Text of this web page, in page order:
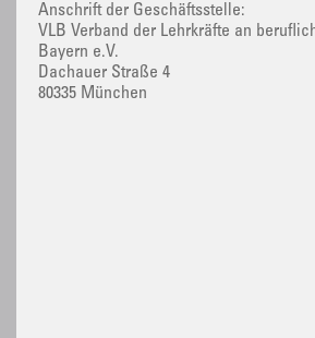
Anschrift der Geschäftsstelle:
VLB Verband der Lehrkräfte an
Bayern e.V.
Dachauer Straße 4
80335 München